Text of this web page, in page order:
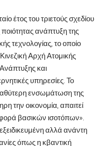
έτος του τριετούς σχεδίου
ανάπτυξη της
τεχνολογίας, το οποίο
Αρχή Ατομικής
και
υπηρεσίες. Το
ενσωμάτωση της
την οικονομία, απαιτεί
βασικών ισοτόπων».
αλλά ανάντη
όπως η κβαντική